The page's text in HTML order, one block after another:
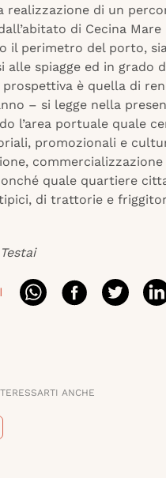
realizzazione di un
di Cecina
il perimetro del porto,
alle spiagge ed in grado
prospettiva è quella di
– si legge nella
l’area portuale quale
promozionali e
quale quartiere
di trattorie e
ANCHE